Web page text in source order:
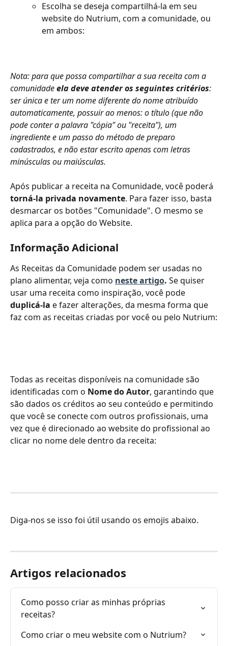
Escolha se deseja compartilhá-la em seu
website do Nutrium, com a comunidade, ou
em ambos:
Nota: para que possa compartilhar a sua receita com a
comunidade ela deve atender os seguintes critérios:
ser única e ter um nome diferente do nome atribuído
automaticamente, possuir ao menos: o título (que não
pode conter a palavra "cópia" ou "receita"), um
ingrediente e um passo do método de preparo
cadastrados, e não estar escrito apenas com letras
minúsculas ou maiúsculas.
Após publicar a receita na Comunidade, você poderá
torná-la privada novamente. Para fazer isso, basta
desmarcar os botões "Comunidade". O mesmo se
aplica para a opção do Website.
Informação Adicional
As Receitas da Comunidade podem ser usadas no
plano alimentar, veja como neste artigo. Se quiser
usar uma receita como inspiração, você pode
duplicá-la e fazer alterações, da mesma forma que
faz com as receitas criadas por você ou pelo Nutrium:
Todas as receitas disponíveis na comunidade são
identificadas com o Nome do Autor, garantindo que
são dados os créditos ao seu conteúdo e permitindo
que você se conecte com outros profissionais, uma
vez que é direcionado ao website do profissional ao
clicar no nome dele dentro da receita:
Diga-nos se isso foi útil usando os emojis abaixo.
Artigos relacionados
Como posso criar as minhas próprias
receitas?
Como criar o meu website com o Nutrium?